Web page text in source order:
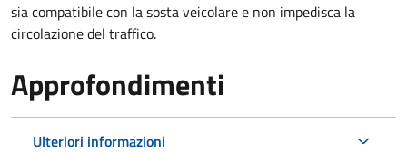
sia compatibile con la sosta veicolare e non impedisca la
circolazione del traffico.
Approfondimenti
Ulteriori informazioni